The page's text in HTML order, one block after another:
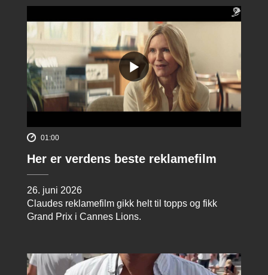
01:00
Her er verdens beste reklamefilm
26. juni 2026
Claudes reklamefilm gikk helt til topps og fikk
Grand Prix i Cannes Lions.